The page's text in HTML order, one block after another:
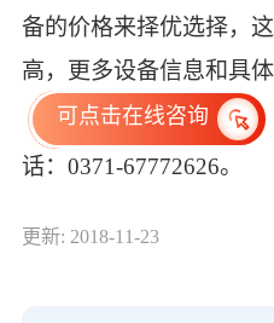
备的价格来择优选择，
高，更多设备信息和具体
可点击在线咨询
话：0371-67772626。
更新: 2018-11-23